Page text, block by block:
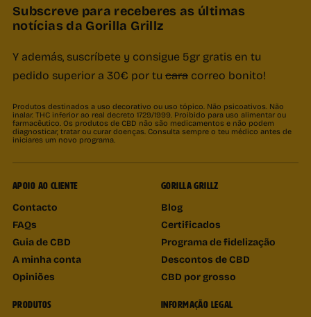
Subscreve para receberes as últimas
notícias da Gorilla Grillz
Y además, suscríbete y consigue 5gr gratis en tu
pedido superior a 30€ por tu cara correo bonito!
Produtos destinados a uso decorativo ou uso tópico. Não psicoativos. Não
inalar. THC inferior ao real decreto 1729/1999. Proibido para uso alimentar ou
farmacêutico. Os produtos de CBD não são medicamentos e não podem
diagnosticar, tratar ou curar doenças. Consulta sempre o teu médico antes de
iniciares um novo programa.
APOIO AO CLIENTE
Contacto
FAQs
Guia de CBD
A minha conta
Opiniões
GORILLA GRILLZ
Blog
Certificados
Programa de fidelização
Descontos de CBD
CBD por grosso
PRODUTOS INFORMAÇÃO LEGAL